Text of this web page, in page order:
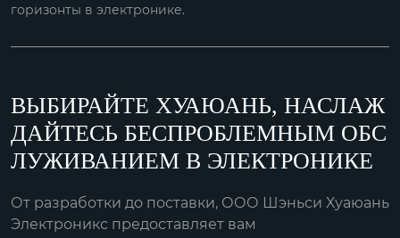
горизонты в электронике.
ВЫБИРАЙТЕ ХУАЮАНЬ, НАСЛАЖ
ДАЙТЕСЬ БЕСПРОБЛЕМНЫМ ОБС
ЛУЖИВАНИЕМ В ЭЛЕКТРОНИКЕ
От разработки до поставки, ООО Шэньси Хуаюань
Электроникс предоставляет вам